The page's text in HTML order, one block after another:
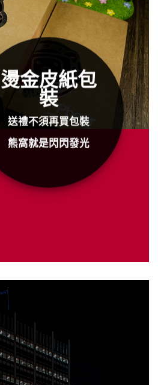
燙金皮紙包
裝
送禮不須再買包裝
熊窩就是閃閃發光